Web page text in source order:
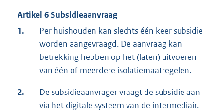
Artikel 6 Subsidieaanvraag
1.
Per huishouden kan slechts één keer subsidie
worden aangevraagd. De aanvraag kan
betrekking hebben op het (laten) uitvoeren
van één of meerdere isolatiemaatregelen.
2.
De subsidieaanvrager vraagt de subsidie aan
via het digitale systeem van de intermediair.